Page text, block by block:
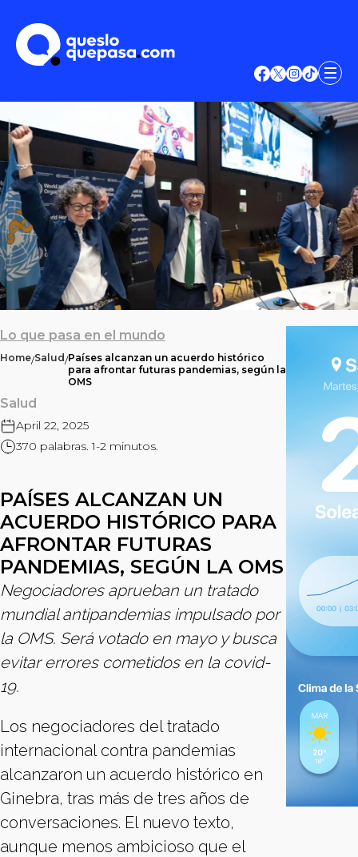
Lo que pasa en el mundo
Home/Salud/Países alcanzan un acuerdo histórico
para afrontar futuras pandemias, según la
OMS
Salud
April 22, 2025
370 palabras. 1-2 minutos.
PAÍSES ALCANZAN UN
ACUERDO HISTÓRICO PARA
AFRONTAR FUTURAS
PANDEMIAS, SEGÚN LA OMS
Negociadores aprueban un tratado
mundial antipandemias impulsado por
la OMS. Será votado en mayo y busca
evitar errores cometidos en la covid-
19.
Los negociadores del tratado
internacional contra pandemias
alcanzaron un acuerdo histórico en
Ginebra, tras más de tres años de
conversaciones. El nuevo texto,
aunque menos ambicioso que el